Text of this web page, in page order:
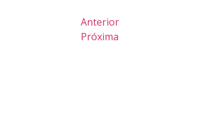
Anterior
Próxima